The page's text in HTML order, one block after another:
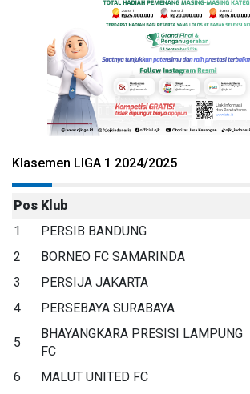
Klasemen LIGA 1 2024/2025
Pos Klub
1
PERSIB BANDUNG
2
BORNEO FC SAMARINDA
3
PERSIJA JAKARTA
4
PERSEBAYA SURABAYA
5
BHAYANGKARA PRESISI LAMPUNG
FC
6 MALUT UNITED FC